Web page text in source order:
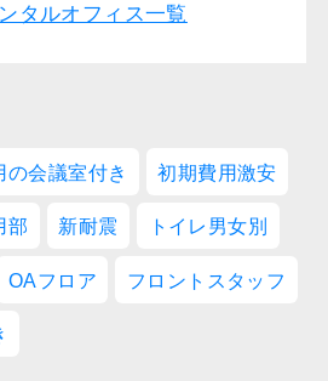
タルオフィス一覧
の会議室付き 初期費用激安
部 新耐震 トイレ男女別
OAフロア フロントスタッフ